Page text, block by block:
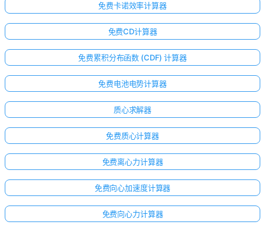
免费卡诺效率计算器
免费CD计算器
免费累积分布函数 (CDF) 计算器
免费电池电势计算器
质心求解器
免费质心计算器
免费离心力计算器
免费向心加速度计算器
免费向心力计算器